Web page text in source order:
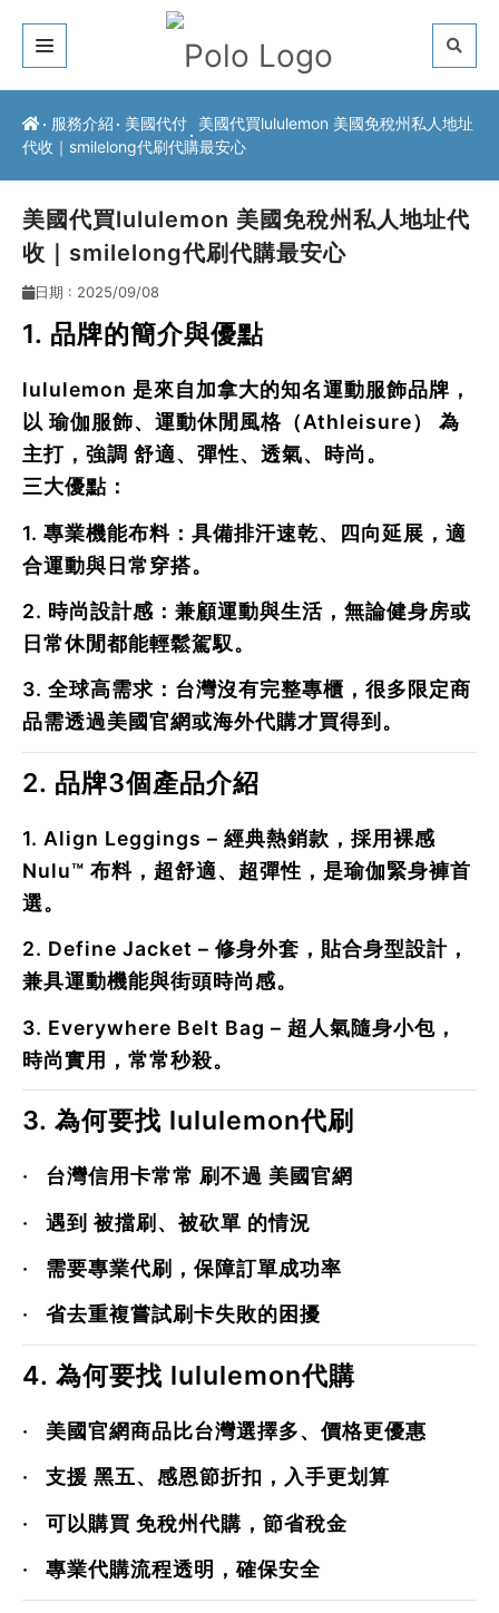
關於我們
服務介紹
常見問題
最新公告
服務介紹 美國代付
美國代買lululemon 美國免稅州私人地址
代收｜smilelong代刷代購最安心
美國代買lululemon 美國免稅州私人地址代
收｜smilelong代刷代購最安心
日期 : 2025/09/08
1. 品牌的簡介與優點
lululemon 是來自加拿大的知名運動服飾品牌，
以 瑜伽服飾、運動休閒風格（Athleisure）
為
主打，強調 舒適、彈性、透氣、時尚。
三大優點：
1. 專業機能布料 ：具備排汗速乾、四向延展，適
合運動與日常穿搭。
2. 時尚設計感 ：兼顧運動與生活，無論健身房或
日常休閒都能輕鬆駕馭。
3. 全球高需求 ：台灣沒有完整專櫃，很多限定商
品需透過美國官網或海外代購才買得到。
2. 品牌3個產品介紹
1. Align Leggings – 經典熱銷款，採用裸感
Nulu™ 布料，超舒適、超彈性，是瑜伽緊身褲首
選。
2. Define Jacket – 修身外套，貼合身型設計，
兼具運動機能與街頭時尚感。
3. Everywhere Belt Bag – 超人氣隨身小包，
時尚實用，常常秒殺。
3. 為何要找 lululemon代刷
· 台灣信用卡常常 刷不過 美國官網
· 遇到 被擋刷、被砍單 的情況
· 需要專業代刷，保障訂單成功率
· 省去重複嘗試刷卡失敗的困擾
4. 為何要找 lululemon代購
· 美國官網商品比台灣選擇多、價格更優惠
· 支援 黑五、感恩節折扣 ，入手更划算
· 可以購買 免稅州代購 ，節省稅金
· 專業代購流程透明，確保安全